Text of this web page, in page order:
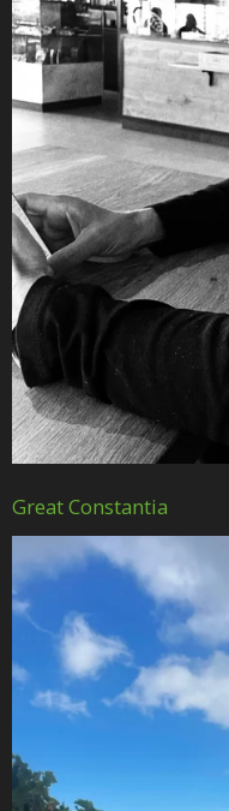
Great Constantia